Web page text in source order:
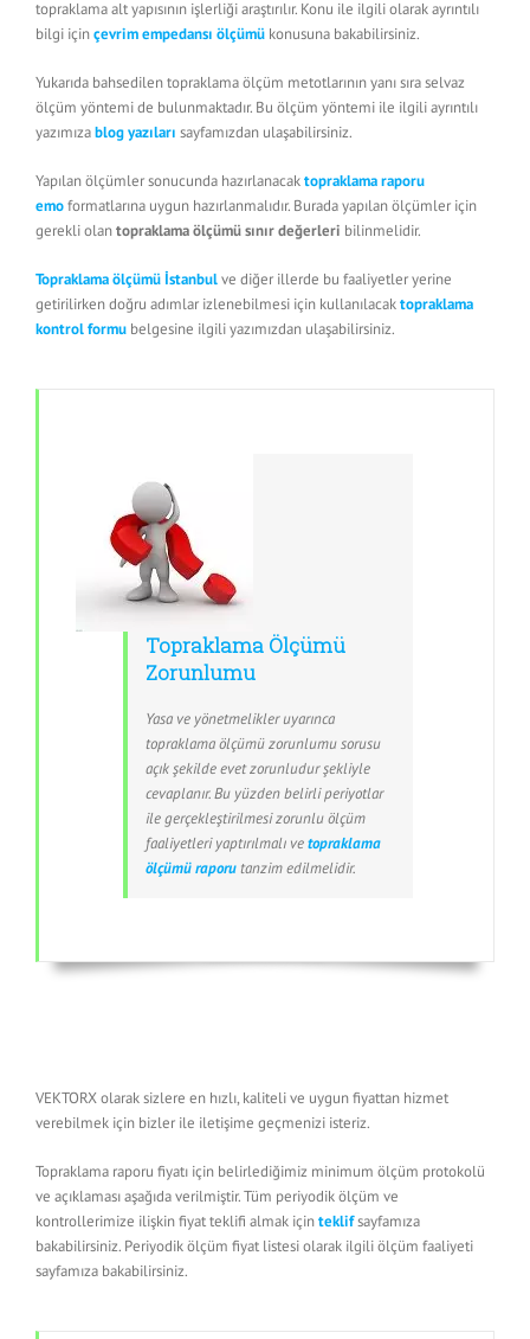
topraklama alt yapısının işlerliği araştırılır. Konu ile ilgili olarak ayrıntılı
bilgi içinçevrim empedansı ölçümü konusuna bakabilirsiniz.
Yukarıda bahsedilen topraklama ölçüm metotlarının yanı sıra selvaz
ölçüm yöntemi de bulunmaktadır. Bu ölçüm yöntemi ile ilgili ayrıntılı
yazımızablog yazıları sayfamızdan ulaşabilirsiniz.
Yapılan ölçümler sonucunda hazırlanacaktopraklama raporu
emoformatlarına uygun hazırlanmalıdır. Burada yapılan ölçümler için
gerekli olantopraklama ölçümü sınır değerleri bilinmelidir.
Topraklama ölçümü İstanbulve diğer illerde bu faaliyetler yerine
getirilirken doğru adımlar izlenebilmesi için kullanılacaktopraklama
kontrol formu belgesine ilgili yazımızdan ulaşabilirsiniz.
Topraklama Ölçümü
Zorunlumu
Yasa ve yönetmelikler uyarınca
topraklama ölçümü zorunlumu sorusu
açık şekilde evet zorunludur şekliyle
cevaplanır. Bu yüzden belirli periyotlar
ile gerçekleştirilmesi zorunlu ölçüm
faaliyetleri yaptırılmalı vetopraklama
ölçümü raporu tanzim edilmelidir.
VEKTORX olarak sizlere en hızlı, kaliteli ve uygun fiyattan hizmet
verebilmek için bizler ile iletişime geçmenizi isteriz.
Topraklama raporu fiyatı için belirlediğimiz minimum ölçüm protokolü
ve açıklaması aşağıda verilmiştir. Tüm periyodik ölçüm ve
kontrollerimize ilişkin fiyat teklifi almak içinteklifsayfamıza
bakabilirsiniz. Periyodik ölçüm fiyat listesi olarak ilgili ölçüm faaliyeti
sayfamıza bakabilirsiniz.